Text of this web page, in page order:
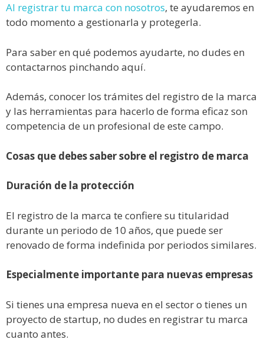
Al registrar tu marca con nosotros, te ayudaremos en
todo momento a gestionarla y protegerla.
Para saber en qué podemos ayudarte, no dudes en
contactarnos pinchando aquí.
Además, conocer los trámites del registro de la marca
y las herramientas para hacerlo de forma eficaz son
competencia de un profesional de este campo.
Cosas que debes saber sobre el registro de marca
Duración de la protección
El registro de la marca te confiere su titularidad
durante un periodo de 10 años, que puede ser
renovado de forma indefinida por periodos similares.
Especialmente importante para nuevas empresas
Si tienes una empresa nueva en el sector o tienes un
proyecto de startup, no dudes en registrar tu marca
cuanto antes.